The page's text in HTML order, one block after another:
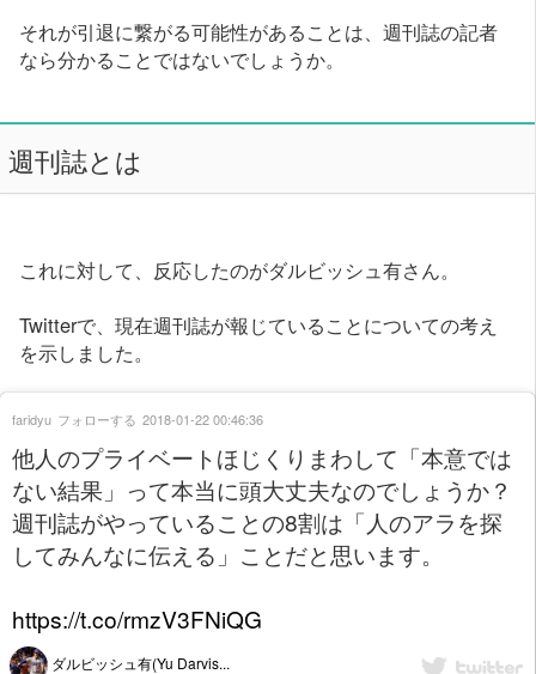
それが引退に繋がる可能性があることは、週刊誌の記者
なら分かることではないでしょうか。
週刊誌とは
これに対して、反応したのがダルビッシュ有さん。
Twitterで、現在週刊誌が報じていることについての考え
を示しました。
他人のプライベートほじくりまわして「本意では
ない結果」って本当に頭大丈夫なのでしょうか？
週刊誌がやっていることの8割は「人のアラを探
してみんなに伝える」ことだと思います。
https://t.co/rmzV3FNiQG
ダルビッシュ有(Yu Darvis...
faridyu フォローする 2018-01-22 00:46:36